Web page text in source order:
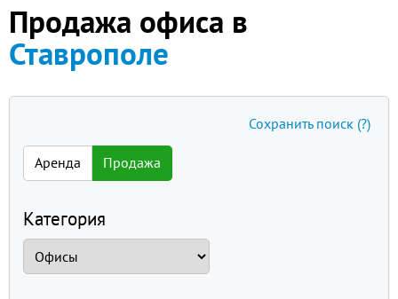
Продажа офиса в
Ставрополе
Аренда Продажа
Категория
Сохранить поиск (?)